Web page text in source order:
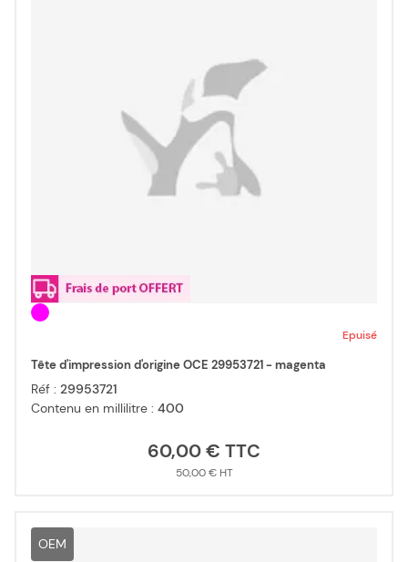
Epuisé
Tête d'impression d'origine OCE 29953721 - magenta
Réf : 29953721
Contenu en millilitre : 400
60,00 €
50,00 €
OEM